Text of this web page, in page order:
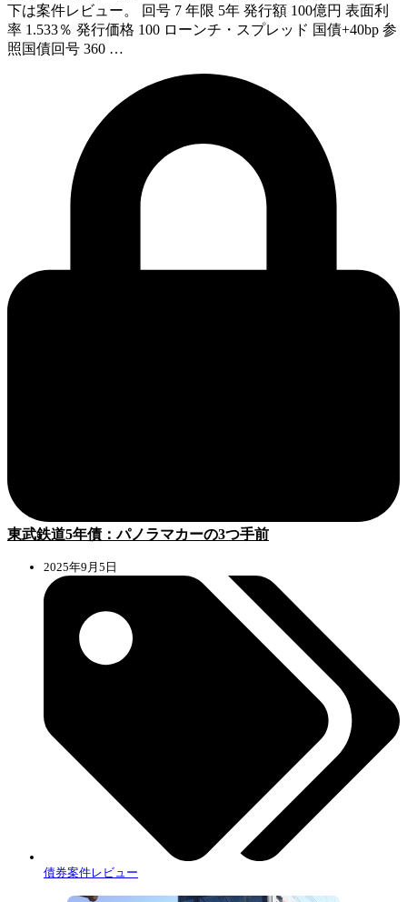
下は案件レビュー。 回号 7 年限 5年 発行額 100億円 表面利
率 1.533％ 発行価格 100 ローンチ・スプレッド 国債+40bp 参
照国債回号 360 …
東武鉄道5年債：パノラマカーの3つ手前
2025年9月5日
債券案件レビュー